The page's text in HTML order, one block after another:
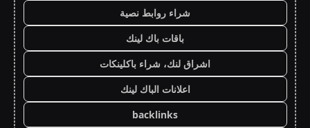
شراء روابط نصية
باقات باك لينك
اشراق لنك، شراء باكلينكات
اعلانات الباك لينك
backlinks